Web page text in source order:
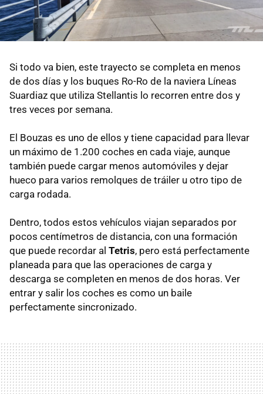
Si todo va bien, este trayecto se completa en menos
de dos días y los buques Ro-Ro de la naviera Líneas
Suardiaz que utiliza Stellantis lo recorren entre dos y
tres veces por semana.
El Bouzas es uno de ellos y tiene capacidad para llevar
un máximo de 1.200 coches en cada viaje, aunque
también puede cargar menos automóviles y dejar
hueco para varios remolques de tráiler u otro tipo de
carga rodada.
Dentro, todos estos vehículos viajan separados por
pocos centímetros de distancia, con una formación
que puede recordar al Tetris, pero está perfectamente
planeada para que las operaciones de carga y
descarga se completen en menos de dos horas. Ver
entrar y salir los coches es como un baile
perfectamente sincronizado.